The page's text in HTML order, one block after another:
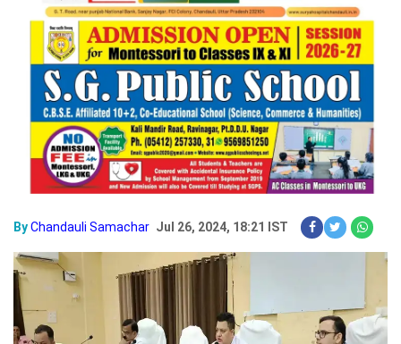
ByChandauli Samachar Jul 26, 2024, 18:21 IST